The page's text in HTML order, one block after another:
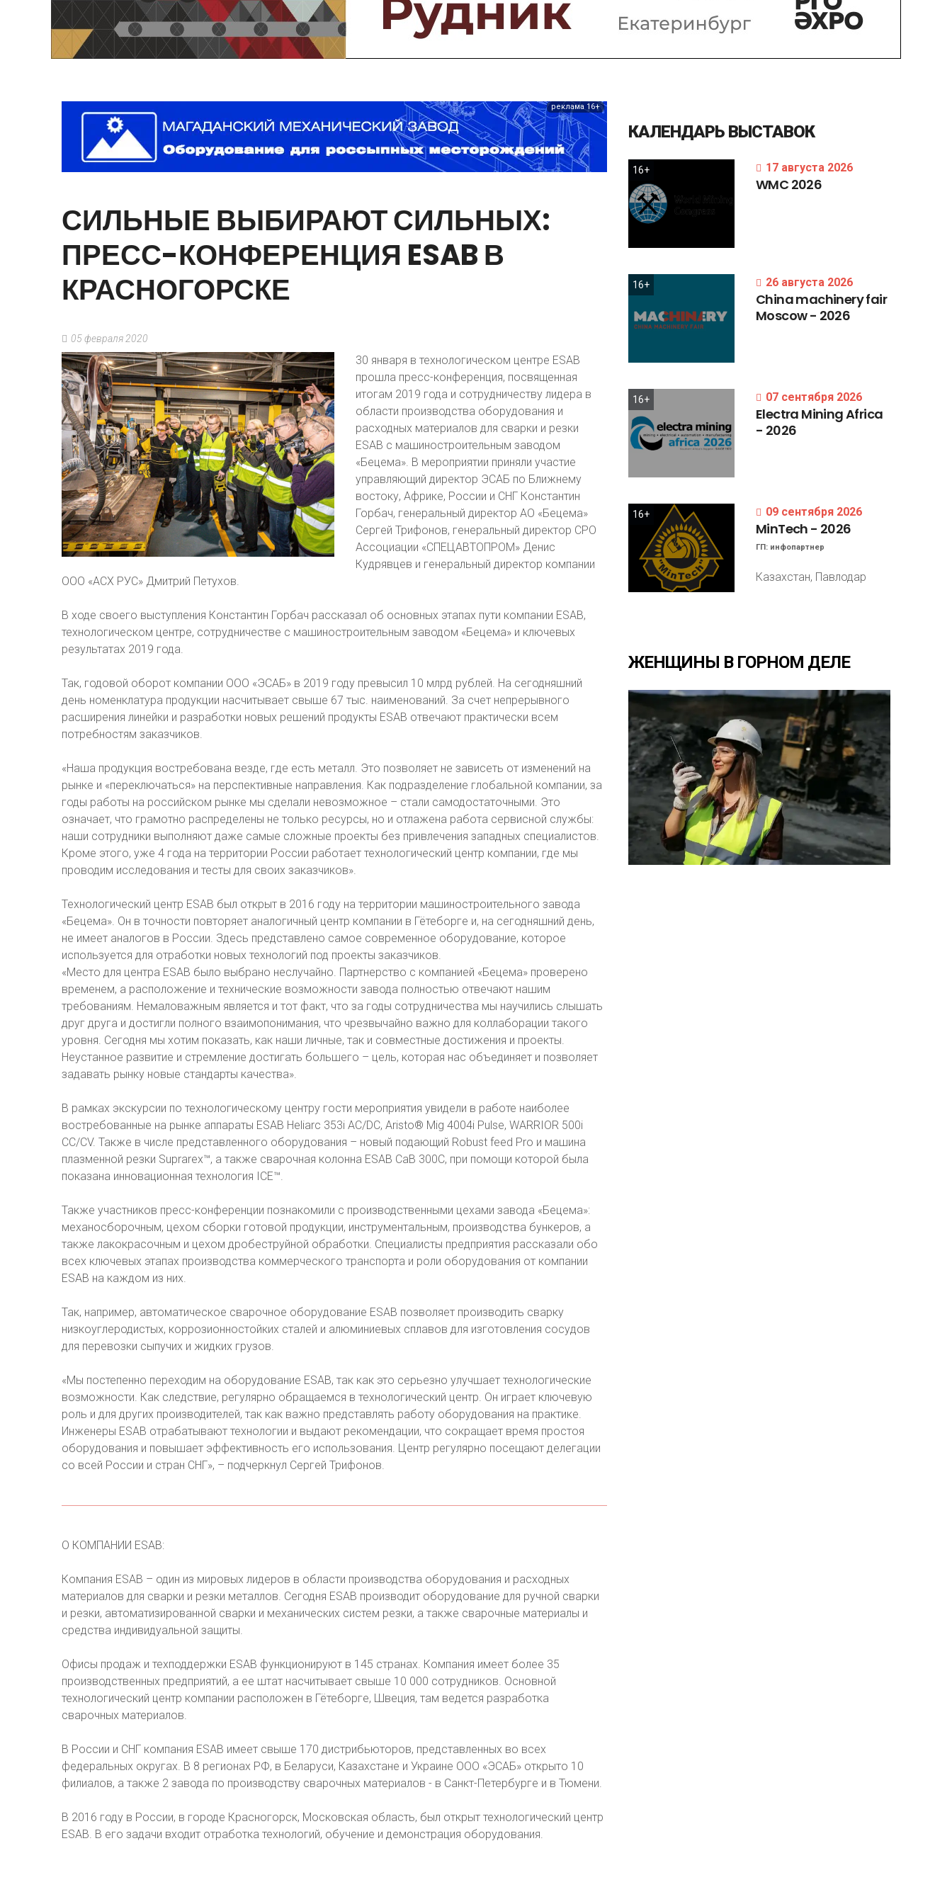
Предприятия и компании
Интервью
Выставки, Конференции
реклама 16+
СИЛЬНЫЕВЫБИРАЮТСИЛЬНЫХ:
ПРЕСС-КОНФЕРЕНЦИЯ ESABВ
КРАСНОГОРСКЕ
05 февраля 2020
30 января в технологическом центре ESAB
прошла пресс-конференция, посвященная
итогам 2019 года и сотрудничеству лидера в
области производства оборудования и
расходных материалов для сварки и резки
ESAB с машиностроительным заводом
«Бецема». В мероприятии приняли участие
управляющий директор ЭСАБ по Ближнему
востоку, Африке, России и СНГ Константин
Горбач, генеральный директор АО «Бецема»
Сергей Трифонов, генеральный директор СРО
Ассоциации «СПЕЦАВТОПРОМ» Денис
Кудрявцев и генеральный директор компании
ООО «АСХ РУС» Дмитрий Петухов.
В ходе своего выступления Константин Горбач рассказал об основных этапах пути компании ESAB,
технологическом центре, сотрудничестве с машиностроительным заводом «Бецема» и ключевых
результатах 2019 года.
Так, годовой оборот компании ООО «ЭСАБ» в 2019 году превысил 10 млрд рублей. На сегодняшний
день номенклатура продукции насчитывает свыше 67 тыс. наименований. За счет непрерывного
расширения линейки и разработки новых решений продукты ESAB отвечают практически всем
потребностям заказчиков.
«Наша продукция востребована везде, где есть металл. Это позволяет не зависеть от изменений на
рынке и «переключаться» на перспективные направления. Как подразделение глобальной компании, за
годы работы на российском рынке мы сделали невозможное – стали самодостаточными. Это
означает, что грамотно распределены не только ресурсы, но и отлажена работа сервисной службы:
наши сотрудники выполняют даже самые сложные проекты без привлечения западных специалистов.
Кроме этого, уже 4 года на территории России работает технологический центр компании, где мы
проводим исследования и тесты для своих заказчиков».
Технологический центр ESAB был открыт в 2016 году на территории машиностроительного завода
«Бецема». Он в точности повторяет аналогичный центр компании в Гётеборге и, на сегодняшний день,
не имеет аналогов в России. Здесь представлено самое современное оборудование, которое
используется для отработки новых технологий под проекты заказчиков.
«Место для центра ESAB было выбрано неслучайно. Партнерство с компанией «Бецема» проверено
временем, а расположение и технические возможности завода полностью отвечают нашим
требованиям. Немаловажным является и тот факт, что за годы сотрудничества мы научились слышать
друг друга и достигли полного взаимопонимания, что чрезвычайно важно для коллаборации такого
уровня. Сегодня мы хотим показать, как наши личные, так и совместные достижения и проекты.
Неустанное развитие и стремление достигать большего – цель, которая нас объединяет и позволяет
задавать рынку новые стандарты качества».
В рамках экскурсии по технологическому центру гости мероприятия увидели в работе наиболее
востребованные на рынке аппараты ESAB Heliarc 353i AC/DC, Aristo® Mig 4004i Pulse, WARRIOR 500i
CC/CV. Также в числе представленного оборудования – новый подающий Robust feed Pro и машина
плазменной резки Suprarex™, а также сварочная колонна ESAB CaB 300С, при помощи которой была
показана инновационная технология ICE™.
Также участников пресс-конференции познакомили с производственными цехами завода «Бецема»:
механосборочным, цехом сборки готовой продукции, инструментальным, производства бункеров, а
также лакокрасочным и цехом дробеструйной обработки. Специалисты предприятия рассказали обо
всех ключевых этапах производства коммерческого транспорта и роли оборудования от компании
ESAB на каждом из них.
Так, например, автоматическое сварочное оборудование ESAB позволяет производить сварку
низкоуглеродистых, коррозионностойких сталей и алюминиевых сплавов для изготовления сосудов
для перевозки сыпучих и жидких грузов.
«Мы постепенно переходим на оборудование ESAB, так как это серьезно улучшает технологические
возможности. Как следствие, регулярно обращаемся в технологический центр. Он играет ключевую
роль и для других производителей, так как важно представлять работу оборудования на практике.
Инженеры ESAB отрабатывают технологии и выдают рекомендации, что сокращает время простоя
оборудования и повышает эффективность его использования. Центр регулярно посещают делегации
со всей России и стран СНГ», – подчеркнул Сергей Трифонов.
О КОМПАНИИ ESAB:
Компания ESAB – один из мировых лидеров в области производства оборудования и расходных
материалов для сварки и резки металлов. Сегодня ESAB производит оборудование для ручной сварки
и резки, автоматизированной сварки и механических систем резки, а также сварочные материалы и
средства индивидуальной защиты.
Офисы продаж и техподдержки ESAB функционируют в 145 странах. Компания имеет более 35
производственных предприятий, а ее штат насчитывает свыше 10 000 сотрудников. Основной
технологический центр компании расположен в Гётеборге, Швеция, там ведется разработка
сварочных материалов.
В России и СНГ компания ESAB имеет свыше 170 дистрибьюторов, представленных во всех
федеральных округах. В 8 регионах РФ, в Беларуси, Казахстане и Украине OOO «ЭСАБ» открыто 10
филиалов, а также 2 завода по производству сварочных материалов - в Санкт-Петербурге и в Тюмени.
В 2016 году в России, в городе Красногорск, Московская область, был открыт технологический центр
ESAB. В его задачи входит отработка технологий, обучение и демонстрация оборудования.
КАЛЕНДАРЬ ВЫСТАВОК
16+ 17 августа 2026
WMC 2026
16+ 26 августа 2026
Chinamachineryfair
Moscow- 2026
16+ 07 сентября 2026
Electra MiningAfrica
- 2026
16+ 09 сентября 2026
MinTech - 2026
ГП: инфопартнер
Казахстан, Павлодар
ЖЕНЩИНЫ В ГОРНОМ ДЕЛЕ